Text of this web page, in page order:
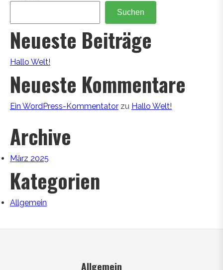
Suchen
Neueste Beiträge
Hallo Welt!
Neueste Kommentare
Ein WordPress-Kommentator zu Hallo Welt!
Archive
März 2025
Kategorien
Allgemein
Allgemein